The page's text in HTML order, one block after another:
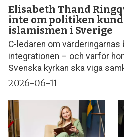
Elisabeth Thand
inte om politiken
islamismen i Sverige
C-ledaren om
integrationen – och varför
Svenska kyrkan ska viga
2026-06-11